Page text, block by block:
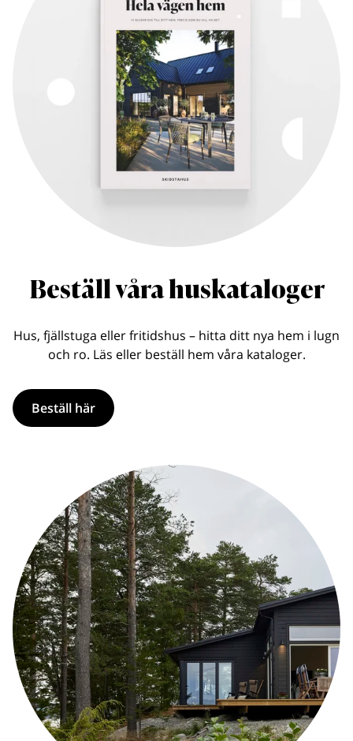
Beställ våra huskataloger
Hus, fjällstuga eller fritidshus – hitta ditt nya hem i lugn
och ro. Läs eller beställ hem våra kataloger.
Beställ här